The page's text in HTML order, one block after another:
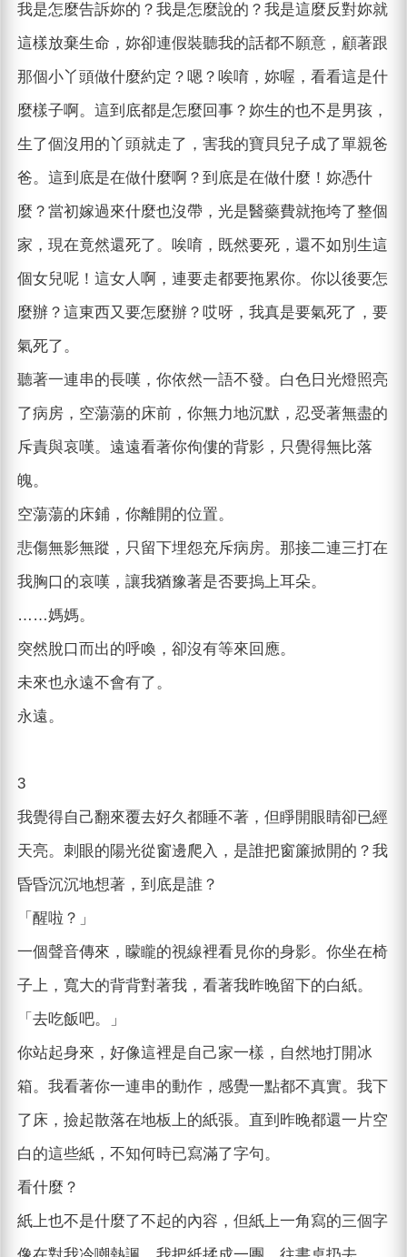
我是怎麼告訴妳的？我是怎麼說的？我是這麼反對妳就
這樣放棄生命，妳卻連假裝聽我的話都不願意，顧著跟
那個小丫頭做什麼約定？嗯？唉唷，妳喔，看看這是什
麼樣子啊。這到底都是怎麼回事？妳生的也不是男孩，
生了個沒用的丫頭就走了，害我的寶貝兒子成了單親爸
爸。這到底是在做什麼啊？到底是在做什麼！妳憑什
麼？當初嫁過來什麼也沒帶，光是醫藥費就拖垮了整個
家，現在竟然還死了。唉唷，既然要死，還不如別生這
個女兒呢！這女人啊，連要走都要拖累你。你以後要怎
麼辦？這東西又要怎麼辦？哎呀，我真是要氣死了，要
氣死了。
聽著一連串的長嘆，你依然一語不發。白色日光燈照亮
了病房，空蕩蕩的床前，你無力地沉默，忍受著無盡的
斥責與哀嘆。遠遠看著你佝僂的背影，只覺得無比落
魄。
空蕩蕩的床鋪，你離開的位置。
悲傷無影無蹤，只留下埋怨充斥病房。那接二連三打在
我胸口的哀嘆，讓我猶豫著是否要摀上耳朵。
……媽媽。
突然脫口而出的呼喚，卻沒有等來回應。
未來也永遠不會有了。
永遠。
3
我覺得自己翻來覆去好久都睡不著，但睜開眼睛卻已經
天亮。刺眼的陽光從窗邊爬入，是誰把窗簾掀開的？我
昏昏沉沉地想著，到底是誰？
「醒啦？」
一個聲音傳來，矇矓的視線裡看見你的身影。你坐在椅
子上，寬大的背背對著我，看著我昨晚留下的白紙。
「去吃飯吧。」
你站起身來，好像這裡是自己家一樣，自然地打開冰
箱。我看著你一連串的動作，感覺一點都不真實。我下
了床，撿起散落在地板上的紙張。直到昨晚都還一片空
白的這些紙，不知何時已寫滿了字句。
看什麼？
紙上也不是什麼了不起的內容，但紙上一角寫的三個字